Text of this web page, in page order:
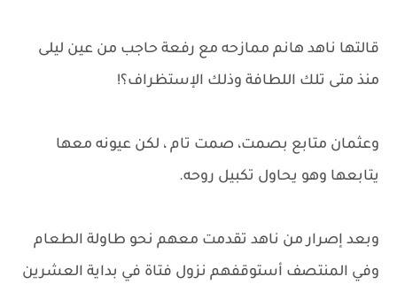
قالتها ناهد هانم ممازحه مع رفعة حاجب من عين ليلى
منذ متى تلك اللطافة وذلك الإستظراف؟!
وعثمان متابع بصمت، صمت تام ، لكن عيونه معها
يتابعها وهو يحاول تكبيل روحه.
وبعد إصرار من ناهد تقدمت معهم نحو طاولة الطعام
وفي المنتصف أستوقفهم نزول فتاة في بداية العشرين